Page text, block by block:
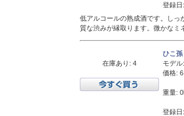
登録
低アルコールの熟成酒です。しっ
質な渋みが縁取ります。微かなミ
在庫あり: 4
ひこ
モデル:
価格:
重量:
登録